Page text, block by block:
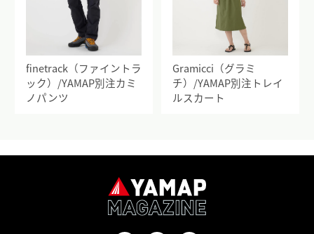
finetrack（ファイントラ
ック）/YAMAP別注カミ
ノパンツ
Gramicci（グラミ
チ）/YAMAP別注トレイ
ルスカート